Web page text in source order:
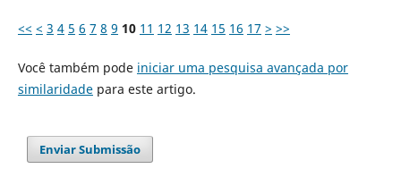
<< < 3 4 5 6 7 8 9 10 11 12 13 14 15 16 17 > >>
Você também pode iniciar uma pesquisa avançada por
similaridadepara este artigo.
Enviar Submissão